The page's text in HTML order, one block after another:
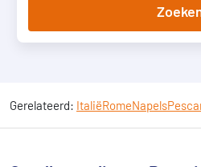
Gerelateerd: ItaliëRomeNapels